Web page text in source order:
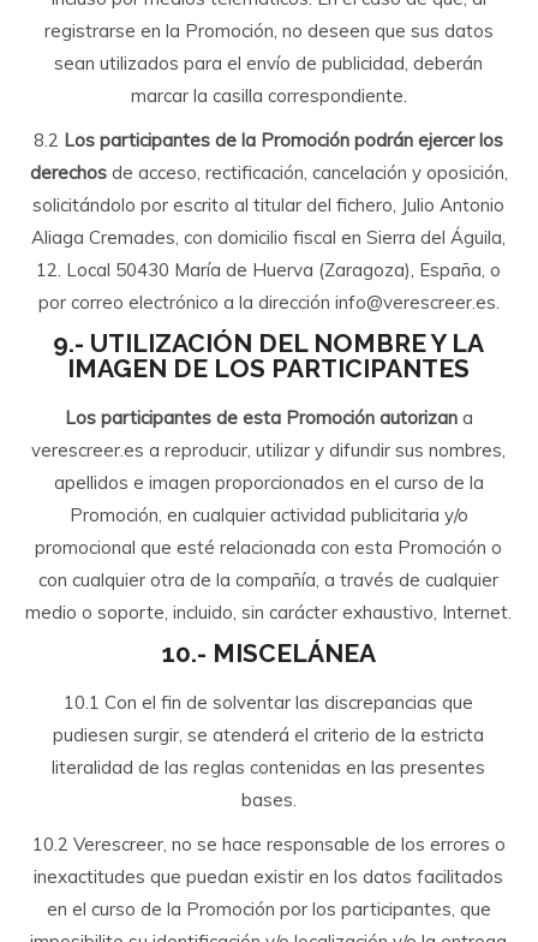
registrarse en la Promoción, no deseen que sus datos
sean utilizados para el envío de publicidad, deberán
marcar la casilla correspondiente.
8.2 Los participantes de la Promoción podrán ejercer los
derechosde acceso, rectificación, cancelación y oposición,
solicitándolo por escrito al titular del fichero, Julio Antonio
Aliaga Cremades, con domicilio fiscal en Sierra del Águila,
12. Local 50430 María de Huerva (Zaragoza), España, o
por correo electrónico a la dirección info@verescreer.es.
9.- UTILIZACIÓN DEL NOMBRE Y LA
IMAGEN DE LOS PARTICIPANTES
Los participantes de esta Promoción autorizana
verescreer.es a reproducir, utilizar y difundir sus nombres,
apellidos e imagen proporcionados en el curso de la
Promoción, en cualquier actividad publicitaria y/o
promocional que esté relacionada con esta Promoción o
con cualquier otra de la compañía, a través de cualquier
medio o soporte, incluido, sin carácter exhaustivo, Internet.
10.- MISCELÁNEA
10.1 Con el fin de solventar las discrepancias que
pudiesen surgir, se atenderá el criterio de la estricta
literalidad de las reglas contenidas en las presentes
bases.
10.2 Verescreer, no se hace responsable de los errores o
inexactitudes que puedan existir en los datos facilitados
en el curso de la Promoción por los participantes, que